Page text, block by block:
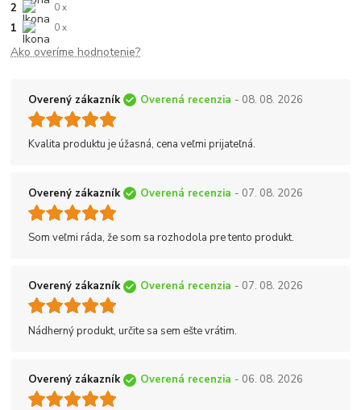
2 0 x
1 0 x
Ako overíme hodnotenie?
Overený zákazník Overená recenzia - 08. 08. 2026
Kvalita produktu je úžasná, cena veľmi prijateľná.
Overený zákazník Overená recenzia - 07. 08. 2026
Som veľmi ráda, že som sa rozhodola pre tento produkt.
Overený zákazník Overená recenzia - 07. 08. 2026
Nádherný produkt, určite sa sem ešte vrátim.
Overený zákazník Overená recenzia - 06. 08. 2026